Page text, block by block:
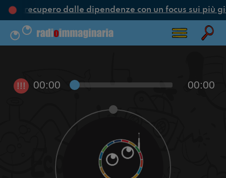
e recupero dalle dipendenze con un focus sui più
!!! 00:00 00:00